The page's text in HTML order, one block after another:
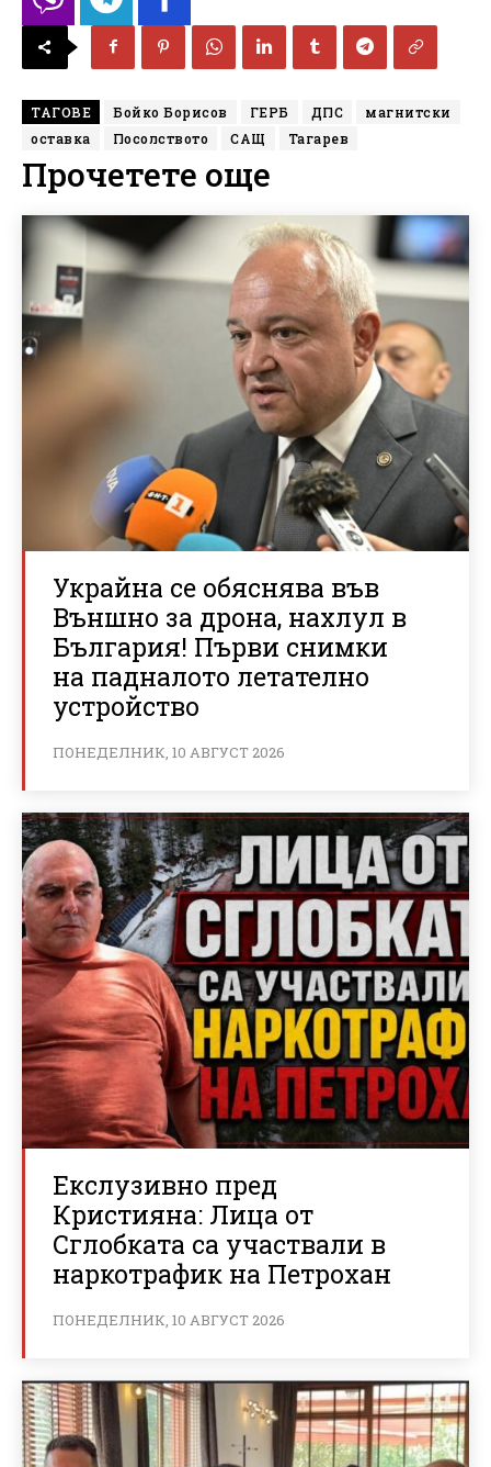
ТАГОВЕ Бойко Борисов ГЕРБ ДПС
магнитски
оставка
Посолството САЩ Тагарев
Прочетете още
Украйна се обяснява във
Външно за дрона, нахлул в
България! Първи снимки
на падналото летателно
устройство
ПОНЕДЕЛНИК, 10 АВГУСТ 2026
Екслузивно пред
Кристияна: Лица от
Сглобката са участвали в
наркотрафик на Петрохан
ПОНЕДЕЛНИК, 10 АВГУСТ 2026